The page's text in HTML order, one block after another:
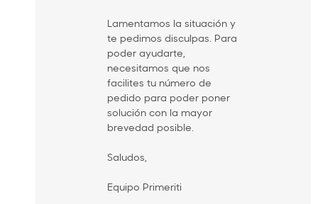
Lamentamos la situación y
te pedimos disculpas. Para
poder ayudarte,
necesitamos que nos
facilites tu número de
pedido para poder poner
solución con la mayor
brevedad posible.
Saludos,
Equipo Primeriti